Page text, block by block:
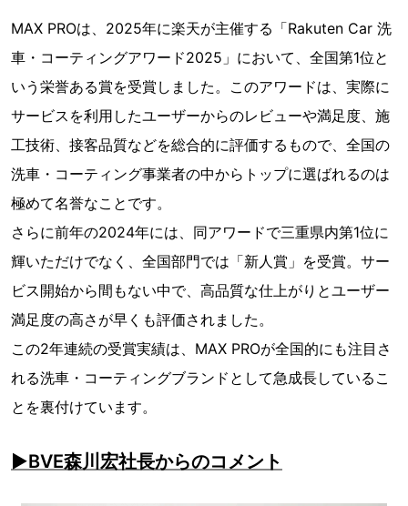
MAX PROは、2025年に楽天が主催する「Rakuten Car 洗
車・コーティングアワード2025」において、全国第1位と
いう栄誉ある賞を受賞しました。このアワードは、実際に
サービスを利用したユーザーからのレビューや満足度、施
工技術、接客品質などを総合的に評価するもので、全国の
洗車・コーティング事業者の中からトップに選ばれるのは
極めて名誉なことです。
さらに前年の2024年には、同アワードで三重県内第1位に
輝いただけでなく、全国部門では「新人賞」を受賞。サー
ビス開始から間もない中で、高品質な仕上がりとユーザー
満足度の高さが早くも評価されました。
この2年連続の受賞実績は、MAX PROが全国的にも注目さ
れる洗車・コーティングブランドとして急成長しているこ
とを裏付けています。
▶BVE森川宏社長からのコメント